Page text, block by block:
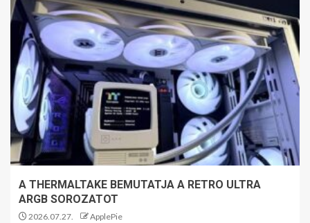
A THERMALTAKE BEMUTATJA A RETRO ULTRA
ARGB SOROZATOT
2026.07.27. ApplePie